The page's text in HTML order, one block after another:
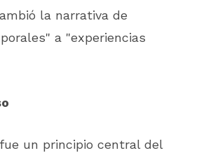
la narrativa de
a "experiencias
un principio central del